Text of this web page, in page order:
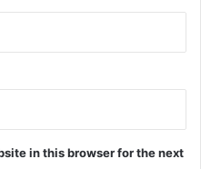
in this browser for the next